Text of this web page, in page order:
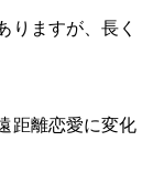
りますが、長く
距離恋愛に変化